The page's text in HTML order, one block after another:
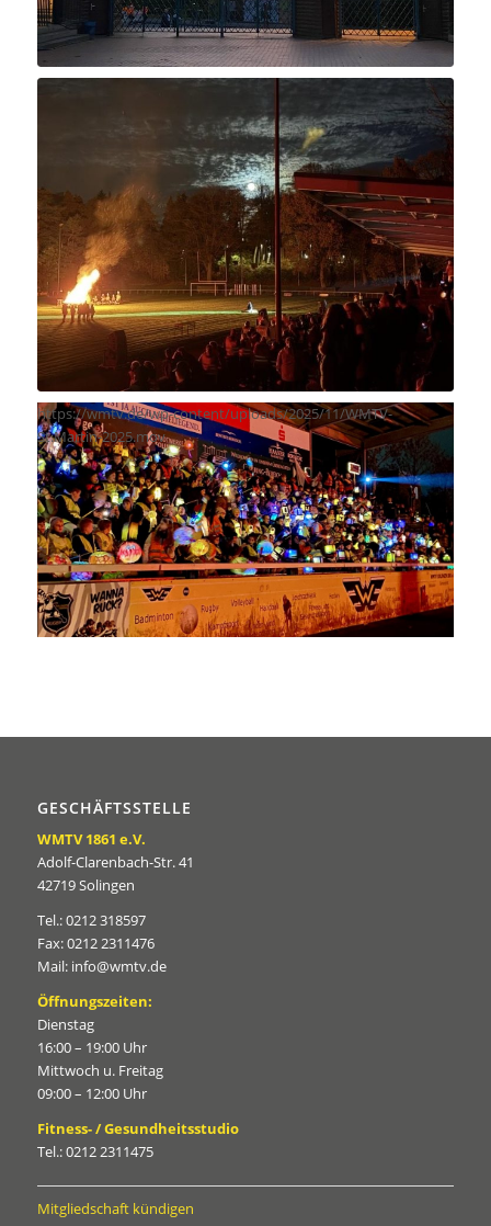
https://wmtv.de/wp-content/uploads/2025/11/WMTV-
St.Martin-2025.mov
GESCHÄFTSSTELLE
WMTV 1861 e.V.
Adolf-Clarenbach-Str. 41
42719 Solingen
Tel.: 0212 318597
Fax: 0212 2311476
Mail: info@wmtv.de
Öffnungszeiten:
Dienstag
16:00 – 19:00 Uhr
Mittwoch u. Freitag
09:00 – 12:00 Uhr
Fitness- / Gesundheitsstudio
Tel.: 0212 2311475
Mitgliedschaft kündigen